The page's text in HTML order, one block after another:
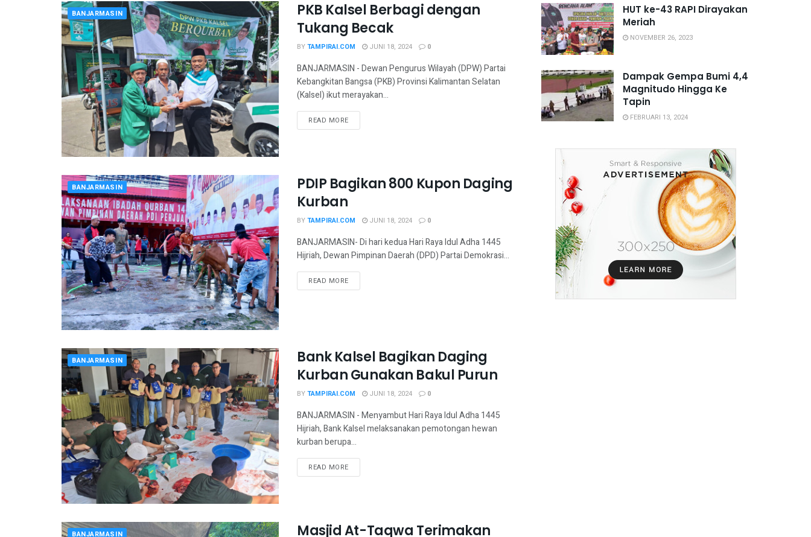
BANJARMASIN
PKB Kalsel Berbagi dengan
Tukang Becak
BYTAMPIRAI.COM JUNI 18, 2024 0
BANJARMASIN - Dewan Pengurus Wilayah (DPW) Partai
Kebangkitan Bangsa (PKB) Provinsi Kalimantan Selatan
(Kalsel) ikut merayakan...
READ MORE
BANJARMASIN
PDIP Bagikan 800 Kupon Daging
Kurban
BYTAMPIRAI.COM JUNI 18, 2024 0
BANJARMASIN- Di hari kedua Hari Raya Idul Adha 1445
Hijriah, Dewan Pimpinan Daerah (DPD) Partai Demokrasi...
READ MORE
BANJARMASIN
Bank Kalsel Bagikan Daging
Kurban Gunakan Bakul Purun
BYTAMPIRAI.COM JUNI 18, 2024 0
BANJARMASIN - Menyambut Hari Raya Idul Adha 1445
Hijriah, Bank Kalsel melaksanakan pemotongan hewan
kurban berupa...
READ MORE
BANJARMASIN
Masjid At-Taqwa Terimakan
HUT ke-43 RAPI Dirayakan
Meriah
NOVEMBER 26, 2023
Dampak Gempa Bumi 4,4
Magnitudo Hingga Ke
Tapin
FEBRUARI 13, 2024